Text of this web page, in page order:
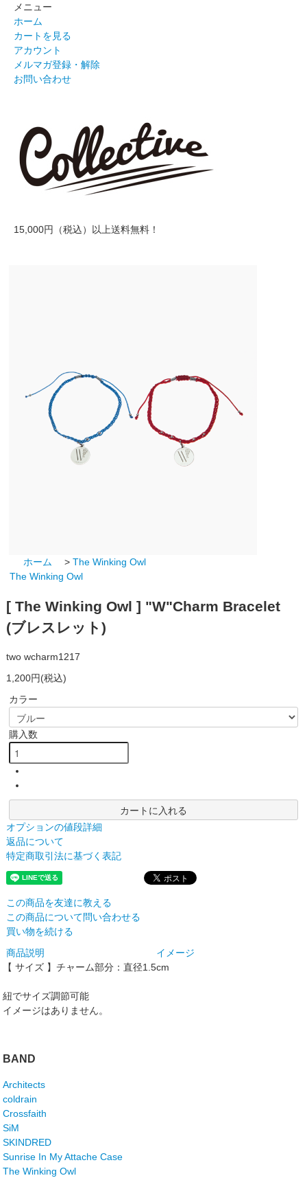
メニュー
ホーム
カートを見る
アカウント
メルマガ登録・解除
お問い合わせ
15,000円（税込）以上送料無料！
ホーム > The Winking Owl
The Winking Owl
[ The Winking Owl ] "W"Charm Bracelet
(ブレスレット)
two wcharm1217
1,200円(税込)
カラー
購入数
カートに入れる
オプションの値段詳細
返品について
特定商取引法に基づく表記
この商品を友達に教える
この商品について問い合わせる
買い物を続ける
商品説明
イメージ
【 サイズ 】チャーム部分：直径1.5cm
紐でサイズ調節可能
イメージはありません。
BAND
Architects
coldrain
Crossfaith
SiM
SKINDRED
Sunrise In My Attache Case
The Winking Owl